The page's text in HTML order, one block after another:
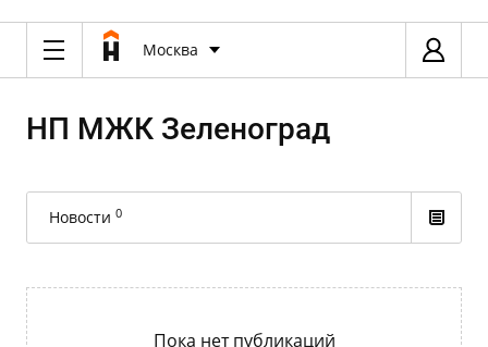
Москва
НП МЖК Зеленоград
Новости 0
Пока нет публикаций